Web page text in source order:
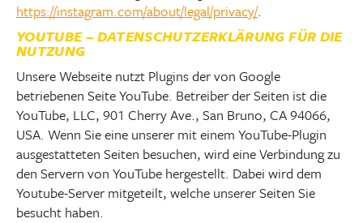
https://instagram.com/about/legal/privacy/.
YOUTUBE – DATENSCHUTZERKLÄRUNG FÜR DIE
NUTZUNG
Unsere Webseite nutzt Plugins der von Google
betriebenen Seite YouTube. Betreiber der Seiten ist die
YouTube, LLC, 901 Cherry Ave., San Bruno, CA 94066,
USA. Wenn Sie eine unserer mit einem YouTube-Plugin
ausgestatteten Seiten besuchen, wird eine Verbindung zu
den Servern von YouTube hergestellt. Dabei wird dem
Youtube-Server mitgeteilt, welche unserer Seiten Sie
besucht haben.